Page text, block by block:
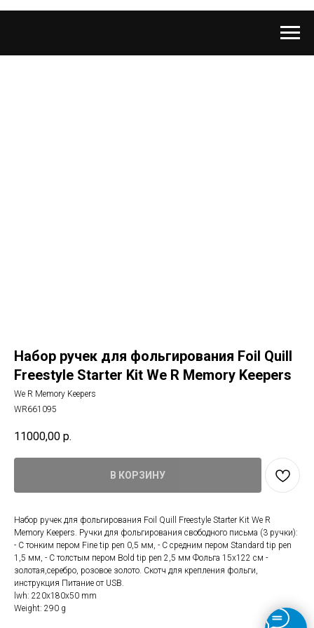
Набор ручек для фольгирования Foil Quill
Freestyle Starter Kit We R Memory Keepers
We R Memory Keepers
WR661095
11000,00 р.
В КОРЗИНУ
Набор ручек для фольгирования Foil Quill Freestyle Starter Kit We R
Memory Keepers. Ручки для фольгирования свободного письма (3 ручки):
- С тонким пером Fine tip pen 0,5 мм, - С средним пером Standard tip pen
1,5 мм, - С толстым пером Bold tip pen 2,5 мм Фольга 15х122 см -
золотая,серебро, розовое золото. Скотч для крепления фольги,
инструкция Питание от USB.
lwh: 220x180x50 mm
Weight: 290 g